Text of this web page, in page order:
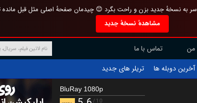
سر به نسخهٔ جدید بزن و راحت بگرد 😊 چیدمان صفحهٔ اصلی مثل قبل
مشاهدهٔ نسخهٔ جدید
من
تماس با ما
آخرین دوبله ها تریلر های جدید
BluRay 1080p
/10